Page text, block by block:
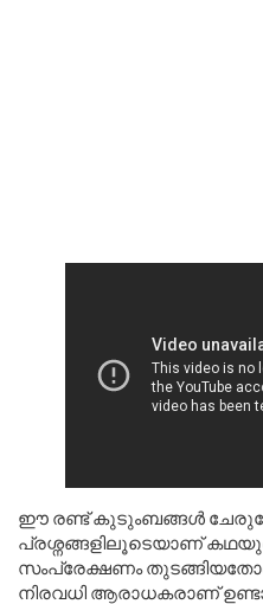
ഈ രണ്ട് കുടുംബങ്ങൾ
പ്രശ്നങ്ങളിലൂടെയാണ്
സംപ്രേക്ഷണം
നിരവധി ആരാധകരാണ്